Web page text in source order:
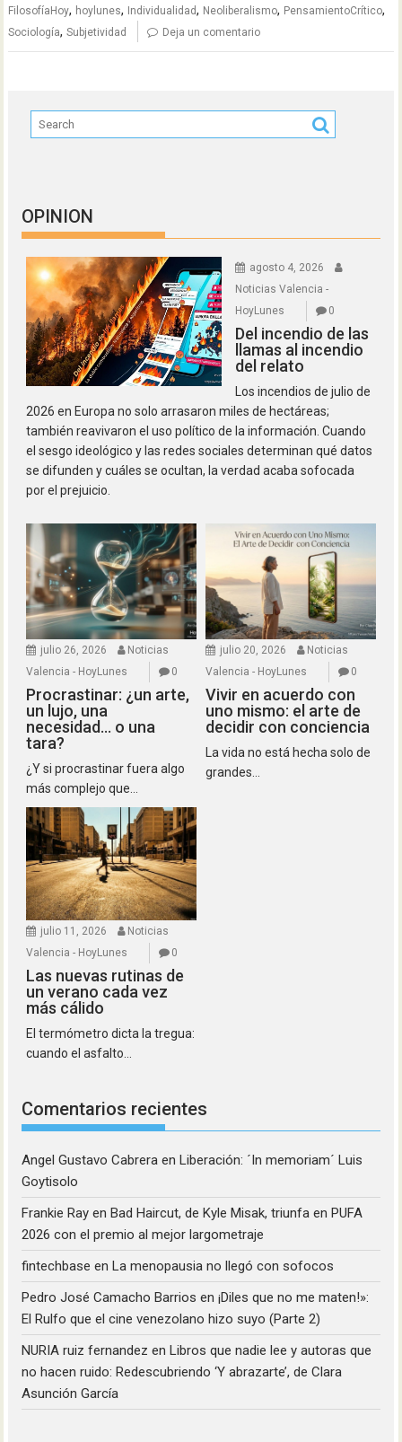
FilosofíaHoy, hoylunes, Individualidad, Neoliberalismo, PensamientoCrítico,
Sociología,Subjetividad Deja un comentario
OPINION
agosto 4, 2026
Noticias Valencia -
HoyLunes
0
Del incendio de las
llamas al incendio
del relato
Los incendios de julio de
2026 en Europa no solo arrasaron miles de hectáreas;
también reavivaron el uso político de la información. Cuando
el sesgo ideológico y las redes sociales determinan qué datos
se difunden y cuáles se ocultan, la verdad acaba sofocada
por el prejuicio.
julio 26, 2026
Noticias
Valencia - HoyLunes
0
Procrastinar: ¿un arte,
un lujo, una
necesidad… o una
tara?
¿Y si procrastinar fuera algo
más complejo que...
julio 20, 2026
Noticias
Valencia - HoyLunes
0
Vivir en acuerdo con
uno mismo: el arte de
decidir con conciencia
La vida no está hecha solo de
grandes...
julio 11, 2026
Noticias
Valencia - HoyLunes
0
Las nuevas rutinas de
un verano cada vez
más cálido
El termómetro dicta la tregua:
cuando el asfalto...
Comentarios recientes
Angel Gustavo Cabrera enLiberación: ´In memoriam´ Luis
Goytisolo
Frankie Ray enBad Haircut, de Kyle Misak, triunfa en PUFA
2026 con el premio al mejor largometraje
fintechbase enLa menopausia no llegó con sofocos
Pedro José Camacho Barrios en¡Diles que no me maten!»:
El Rulfo que el cine venezolano hizo suyo (Parte 2)
NURIA ruiz fernandez enLibros que nadie lee y autoras que
no hacen ruido: Redescubriendo ‘Y abrazarte’, de Clara
Asunción García